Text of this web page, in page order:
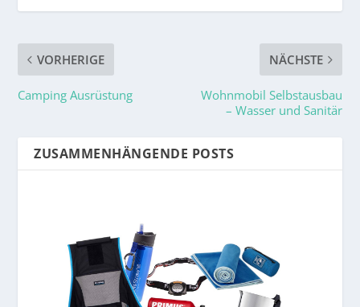
VORHERIGE
Camping Ausrüstung
NÄCHSTE
Wohnmobil Selbstausbau
– Wasser und Sanitär
ZUSAMMENHÄNGENDE POSTS